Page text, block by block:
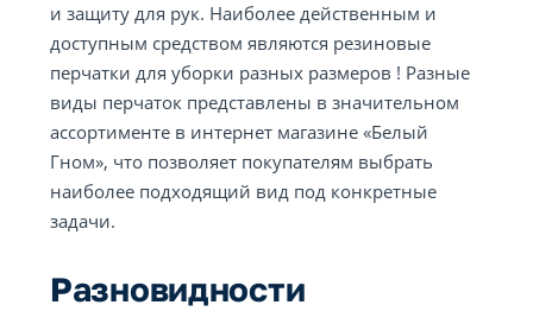
и защиту для рук. Наиболее действенным и
доступным средством являются резиновые
перчатки для уборки разных размеров ! Разные
виды перчаток представлены в значительном
ассортименте в интернет магазине «Белый
Гном», что позволяет покупателям выбрать
наиболее подходящий вид под конкретные
задачи.
Разновидности